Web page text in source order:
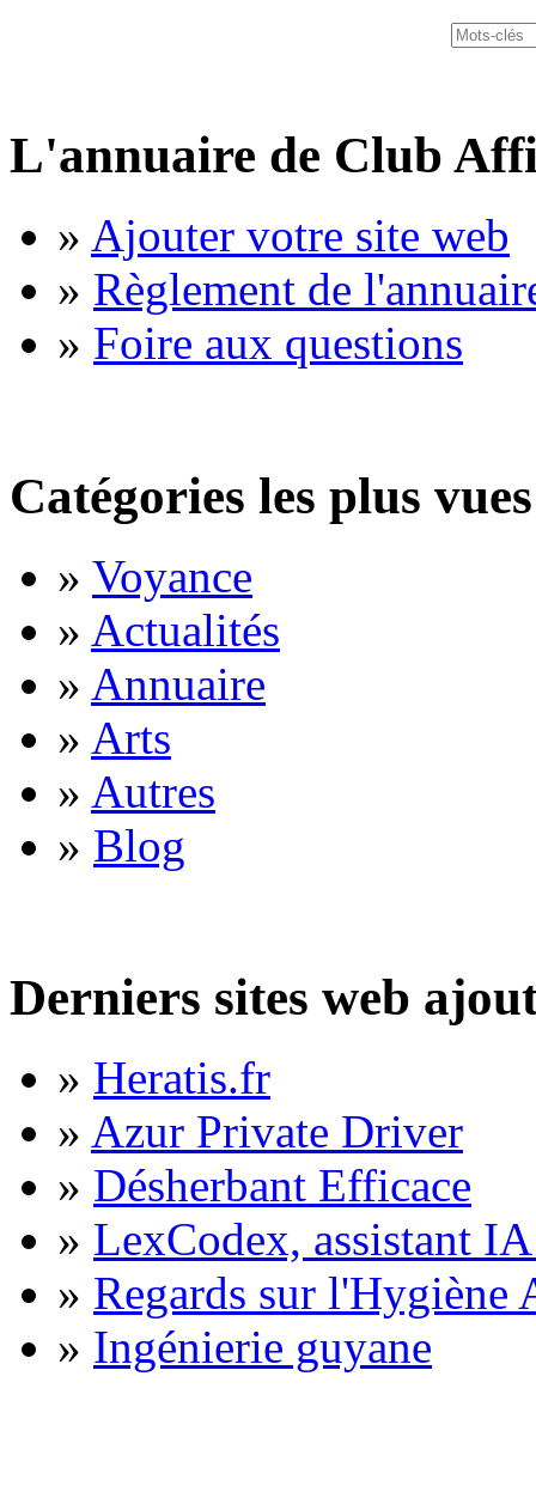
L'annuaire de Club
» Ajouter votre site web
» Règlement de
» Foire aux questions
Catégories les plus vues
» Voyance
» Actualités
» Annuaire
» Arts
» Autres
» Blog
Derniers sites web
» Heratis.fr
» Azur Private Driver
» Désherbant Efficace
» LexCodex, assistant
» Regards sur l'Hygiène
» Ingénierie guyane